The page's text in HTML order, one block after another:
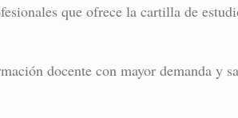
que ofrece la cartilla de
docente con mayor demanda y